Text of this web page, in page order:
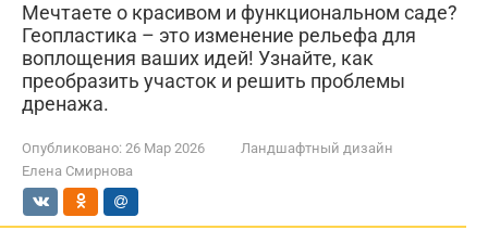
Мечтаете о красивом и функциональном саде?
Геопластика – это изменение рельефа для
воплощения ваших идей! Узнайте, как
преобразить участок и решить проблемы
дренажа.
Опубликовано: 26 Мар 2026
Ландшафтный дизайн
Елена Смирнова